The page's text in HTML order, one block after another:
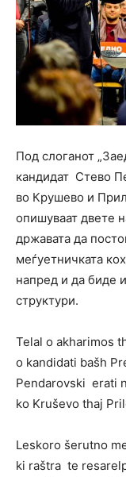
Под слоганот
кандидат Стево
во Крушево и
опишуваат двете
државата да
меѓуетничката
напред и да биде
структури.
Telal o akharimos
o kandidati bašh
Pendarovski erati
ko Kruševo thaj
Leskoro šerutno
ki raštra te